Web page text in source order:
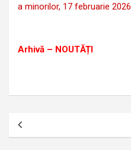
a minorilor, 17 februarie 2026
Arhivă – NOUTĂȚI
Navigare
în